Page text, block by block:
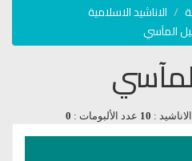
الاناشيد الاسلامية
المآسي
:
10 عدد الألبومات : 0